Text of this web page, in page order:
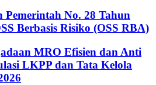
Pemerintah No. 28 Tahun
Berbasis Risiko (OSS RBA)
MRO Efisien dan Anti
LKPP dan Tata Kelola